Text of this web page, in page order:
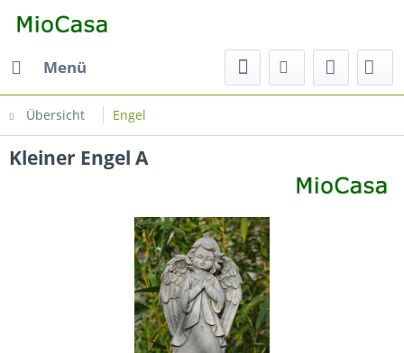
Menü
Übersicht Engel
Kleiner Engel A